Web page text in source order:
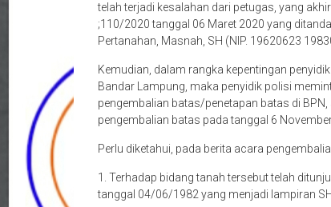
telah terjadi kesalahan dari petugas, yang
;110/2020 tanggal 06 Maret 2020 yang
Pertanahan, Masnah, SH (NIP. 19620623
Kemudian, dalam rangka kepentingan
Bandar Lampung, maka penyidik polisi
pengembalian batas/penetapan batas di
pengembalian batas pada tanggal 6
Perlu diketahui, pada berita acara
1. Terhadap bidang tanah tersebut telah
tanggal 04/06/1982 yang menjadi lampiran